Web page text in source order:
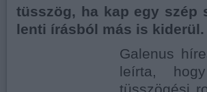
tüsszög, ha kap egy szép
lenti írásból más is kiderül.
Galenus
leírta,